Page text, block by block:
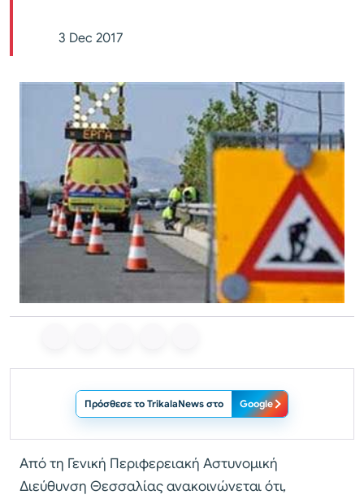
3 Dec 2017
Πρόσθεσε το TrikalaNews στο Google
Από τη Γενική Περιφερειακή Αστυνομική
Διεύθυνση Θεσσαλίας ανακοινώνεται ότι,